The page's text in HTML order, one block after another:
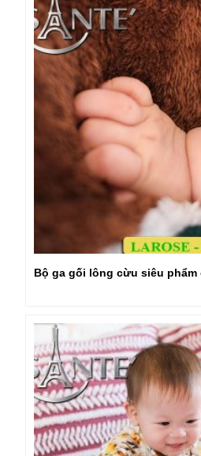
Bộ ga gối lông cừu siêu phẩm